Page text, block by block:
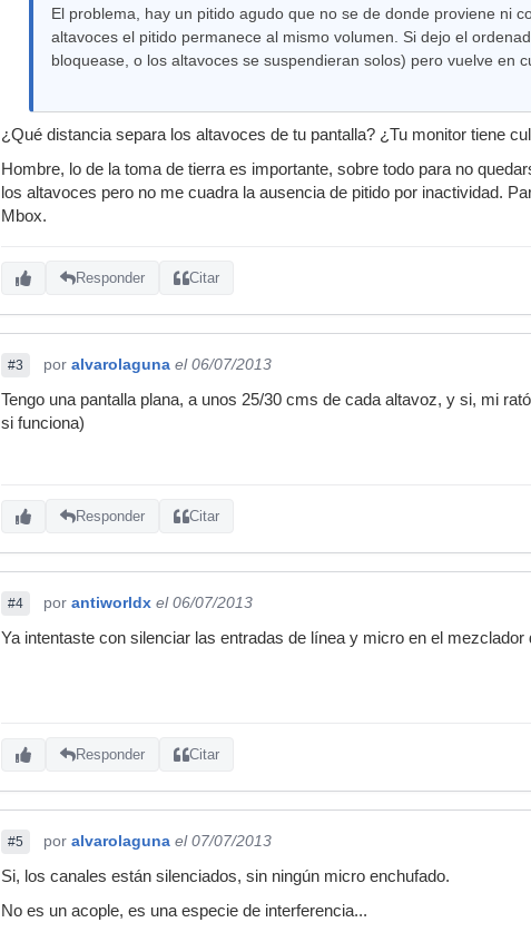
El problema, hay un pitido agudo que no se de donde proviene ni
altavoces el pitido permanece al mismo volumen. Si dejo el
bloquease, o los altavoces se suspendieran solos) pero vuelve en
¿Qué distancia separa los altavoces de tu pantalla? ¿Tu monitor tiene
Hombre, lo de la toma de tierra es importante, sobre todo para no
los altavoces pero no me cuadra la ausencia de pitido por inactividad.
Mbox.
Responder Citar
#3 por alvarolaguna el 06/07/2013
Tengo una pantalla plana, a unos 25/30 cms de cada altavoz, y si, mi
si funciona)
Responder Citar
#4 por antiworldx el 06/07/2013
Ya intentaste con silenciar las entradas de línea y micro en el mezclador
Responder Citar
#5 por alvarolaguna el 07/07/2013
Si, los canales están silenciados, sin ningún micro enchufado.
No es un acople, es una especie de interferencia...